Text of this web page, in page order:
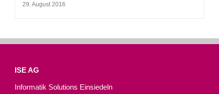
29. August 2016
ISE AG
Informatik Solutions Einsiedeln